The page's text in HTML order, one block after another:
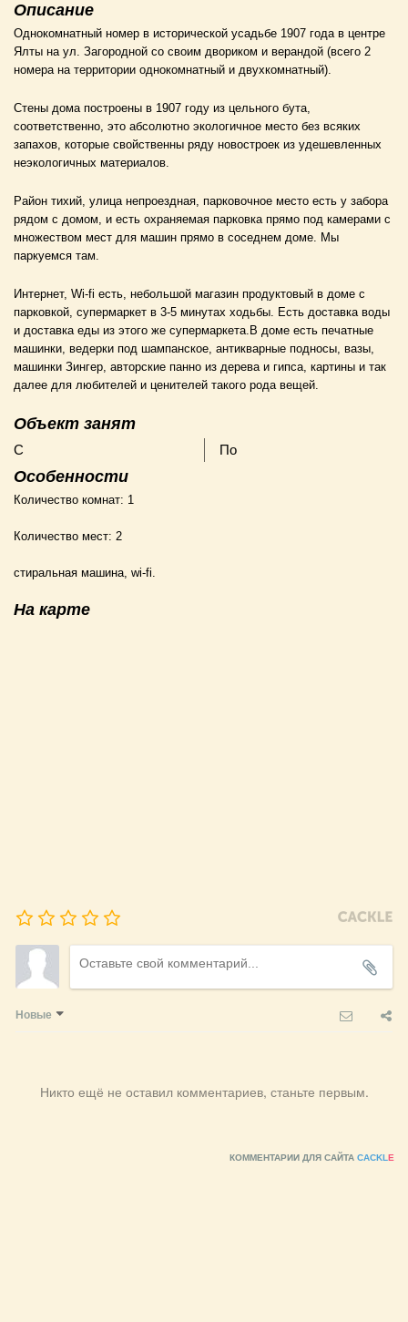
Описание
Однокомнатный номер в исторической усадьбе 1907 года в центре
Ялты на ул. Загородной со своим двориком и верандой (всего 2
номера на территории однокомнатный и двухкомнатный).
Стены дома построены в 1907 году из цельного бута,
соответственно, это абсолютно экологичное место без всяких
запахов, которые свойственны ряду новостроек из удешевленных
неэкологичных материалов.
Район тихий, улица непроездная, парковочное место есть у забора
рядом с домом, и есть охраняемая парковка прямо под камерами с
множеством мест для машин прямо в соседнем доме. Мы
паркуемся там.
Интернет, Wi-fi есть, небольшой магазин продуктовый в доме с
парковкой, супермаркет в 3-5 минутах ходьбы. Есть доставка воды
и доставка еды из этого же супермаркета.В доме есть печатные
машинки, ведерки под шампанское, антикварные подносы, вазы,
машинки Зингер, авторские панно из дерева и гипса, картины и так
далее для любителей и ценителей такого рода вещей.
Объект занят
С По
Особенности
Количество комнат: 1
Количество мест: 2
стиральная машина, wi-fi.
На карте
Новые
Никто ещё не оставил комментариев, станьте первым.
КОММЕНТАРИИ ДЛЯ САЙТА CACKL E